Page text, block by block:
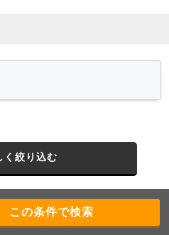
く絞り込む